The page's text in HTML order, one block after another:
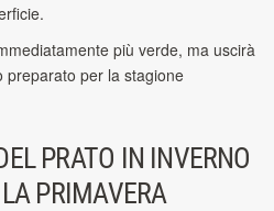
più verde, ma uscirà
preparato per la stagione
PRATO IN INVERNO
PRIMAVERA